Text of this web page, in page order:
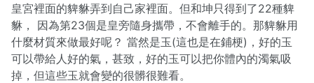
皇宮裡面的貏貅弄到自己家裡面。但和坤只得到了22種貏
貅， 因為第23個是皇旁隨身攜帶，不會離手的。那貏貅用
什麼材質來做最好呢？ 當然是玉(這也是在鋪梗)，好的玉
可以帶給人好的氣，甚致，好的玉可以把你體內的濁氣吸
掉，但這些玉就會變的很髒很難看。